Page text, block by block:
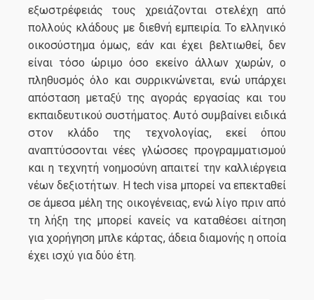
εξωστρέφειάς τους χρειάζονται στελέχη από
πολλούς κλάδους με διεθνή εμπειρία. Το ελληνικό
οικοσύστημα όμως, εάν και έχει βελτιωθεί, δεν
είναι τόσο ώριμο όσο εκείνο άλλων χωρών, ο
πληθυσμός όλο και συρρικνώνεται, ενώ υπάρχει
απόσταση μεταξύ της αγοράς εργασίας και του
εκπαιδευτικού συστήματος. Αυτό συμβαίνει ειδικά
στον κλάδο της τεχνολογίας, εκεί όπου
αναπτύσσονται νέες γλώσσες προγραμματισμού
και η τεχνητή νοημοσύνη απαιτεί την καλλιέργεια
νέων δεξιοτήτων. Η tech visa μπορεί να επεκταθεί
σε άμεσα μέλη της οικογένειας, ενώ λίγο πριν από
τη λήξη της μπορεί κανείς να καταθέσει αίτηση
για χορήγηση μπλε κάρτας, άδεια διαμονής η οποία
έχει ισχύ για δύο έτη.